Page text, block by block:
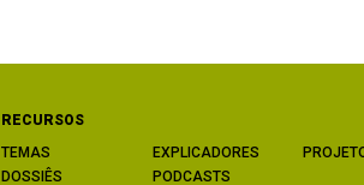
RECURSOS
TEMAS
DOSSIÊS
EXPLICADORES
PODCASTS